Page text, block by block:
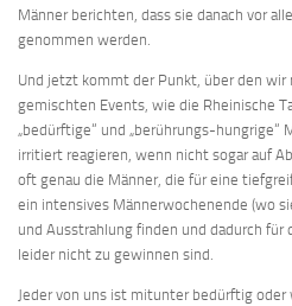
Männer berichten, dass sie danach vor
genommen werden.
Und jetzt kommt der Punkt, über den wir
gemischten Events, wie die Rheinische
„bedürftige“ und „berührungs-hungrige“
irritiert reagieren, wenn nicht sogar auf
oft genau die Männer, die für eine
ein intensives Männerwochenende (wo
und Ausstrahlung finden und dadurch
leider nicht zu gewinnen sind.
Jeder von uns ist mitunter bedürftig